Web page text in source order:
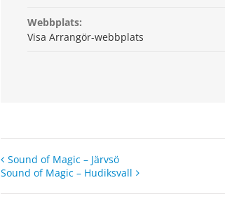
Webbplats:
Visa Arrangör-webbplats
Sound of Magic – Järvsö
Sound of Magic – Hudiksvall